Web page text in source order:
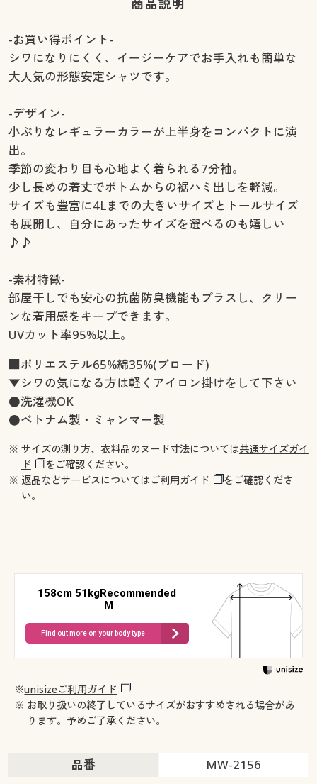
-お買い得ポイント-
シワになりにくく、イージーケアでお手入れも簡単な
大人気の形態安定シャツです。
-デザイン-
小ぶりなレギュラーカラーが上半身をコンパクトに演
出。
季節の変わり目も心地よく着られる7分袖。
少し長めの着丈でボトムからの裾ハミ出しを軽減。
サイズも豊富に4Lまでの大きいサイズとトールサイズ
も展開し、自分にあったサイズを選べるのも嬉しい
♪♪
-素材特徴-
部屋干しでも安心の抗菌防臭機能もプラスし、クリー
ンな着用感をキープできます。
UVカット率95%以上。
■ポリエステル65%綿35%(ブロード)
▼シワの気になる方は軽くアイロン掛けをして下さい
●洗濯機OK
●ベトナム製・ミャンマー製
※ サイズの測り方、衣料品のヌード寸法については共通サイズガイ
ド
をご確認ください。
※ 返品などサービスについてはご利用ガイド
をご確認くださ
い。
158cm 51kgRecommended
M
Find out more on your body type
※unisizeご利用ガイド
※ お取り扱いの終了しているサイズがおすすめされる場合があ
ります。予めご了承ください。
品番 MW-2156